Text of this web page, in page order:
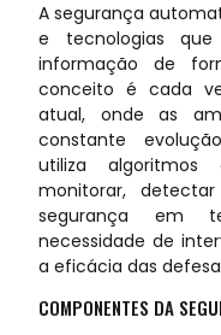
A segurança
e tecnologias
informação de
conceito é cada
atual, onde as
constante
utiliza
monitorar,
segurança em
necessidade de
a eficácia das
COMPONENTES DA